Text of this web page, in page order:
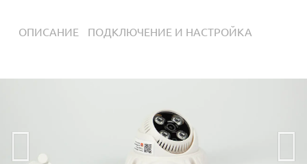
ОПИСАНИЕ ПОДКЛЮЧЕНИЕ И НАСТРОЙКА